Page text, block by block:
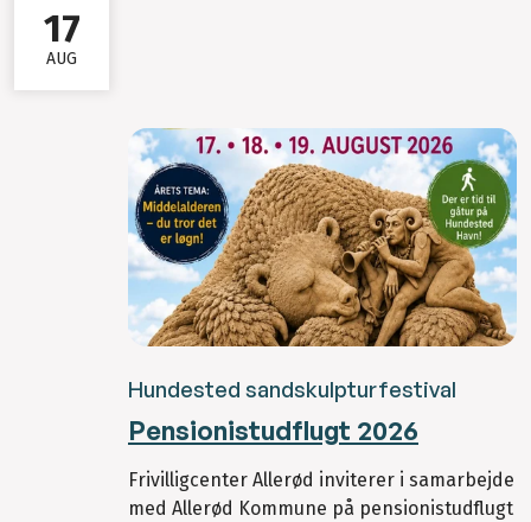
Hundested sandskulpturfestival
Pensionistudflugt 2026
17
AUG
Frivilligcenter Allerød inviterer i samarbejde
med Allerød Kommune på pensionistudflugt